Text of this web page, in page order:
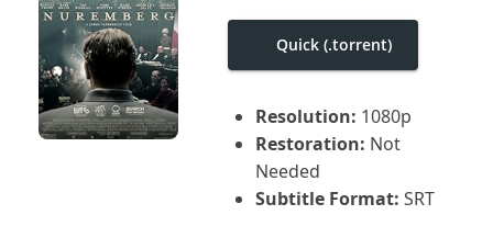
Quick (.torrent)
Resolution: 1080p
Restoration: Not
Needed
Subtitle Format: SRT